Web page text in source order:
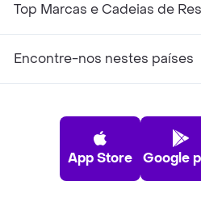
Top Marcas e Cadeias de
Encontre-nos nestes países
App Store Google